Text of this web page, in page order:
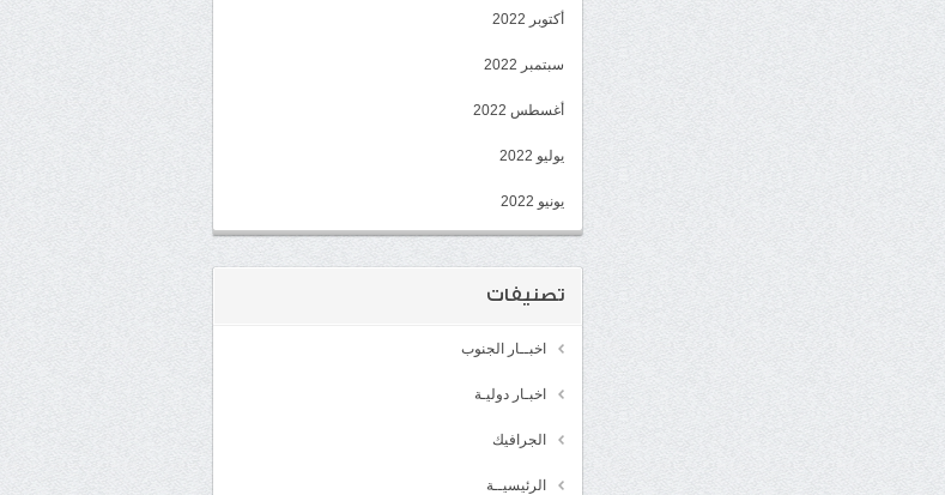
أكتوبر 2022
سبتمبر 2022
أغسطس 2022
يوليو 2022
يونيو 2022
تصنيفات
اخبــار الجنوب
اخبـار دوليـة
الجرافيك
الرئيسيــة